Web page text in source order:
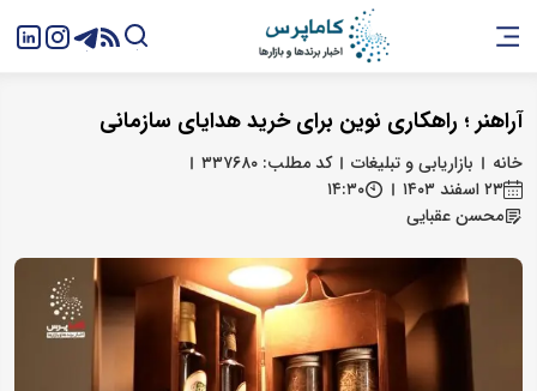
آراهنر ؛ راهکاری نوین برای خرید هدایای سازمانی
خانه بازاریابی و تبلیغات
کد مطلب: ۳۳۷۶۸۰
۲۳ اسفند ۱۴۰۳
۱۴:۳۰
محسن عقبایی